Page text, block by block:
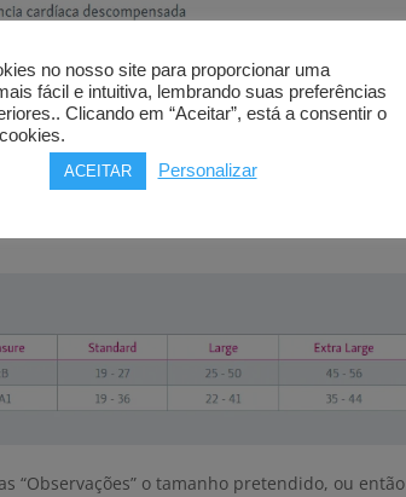
“Observações” o tamanho pretendido, ou então
no nosso site para proporcionar uma
fácil e intuitiva, lembrando suas preferências
Clicando em “Aceitar”, está a consentir o
ACEITAR Personalizar